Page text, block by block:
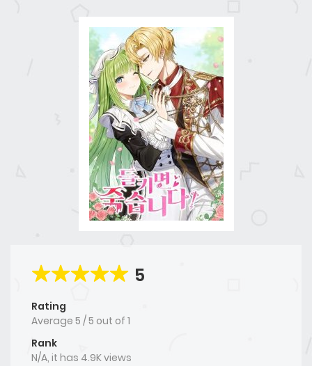
5
Rating
Average 5 /5 out of 1
Rank
N/A, it has 4.9K views